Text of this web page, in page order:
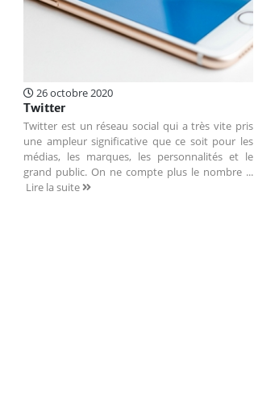
26 octobre 2020
Twitter
Twitter est un réseau social qui a très vite pris
une ampleur significative que ce soit pour les
médias, les marques, les personnalités et le
grand public. On ne compte plus le nombre ...
Lire la suite